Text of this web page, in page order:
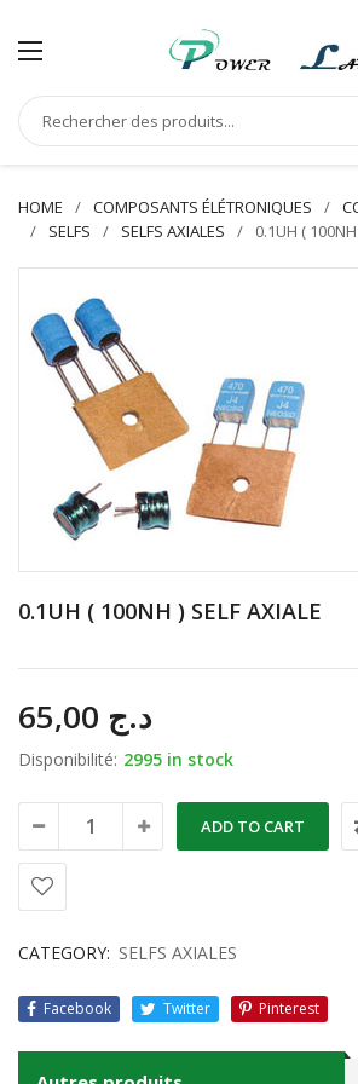
HOME COMPOSANTS ÉLÉTRONIQUES
SELFS
SELFS AXIALES 0.1UH ( 100NH
0.1UH ( 100NH ) SELF AXIALE
د.ج
Disponibilité: 2995 in stock
ADD TO CART
CATEGORY: SELFS AXIALES
Facebook Twitter Pinterest